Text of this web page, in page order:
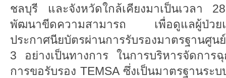
ชลบุรี และจังหวัดใกล้เคียงมาเป็นเวลา
พัฒนาขีดความสามารถ เพื่อดูแลผู้ป่ว
ประกาศนียบัตรผ่านการรับรองมาตรฐานศู
3 อย่างเป็นทางการ ในการบริหารจัดการ
การขอรับรอง TEMSA ซึ่งเป็นมาตรฐานระ